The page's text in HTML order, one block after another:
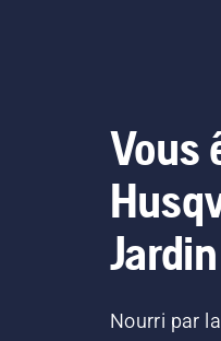
Vous
Nourri par